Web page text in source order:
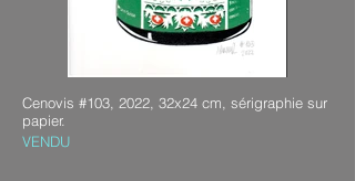
Cenovis #103, 2022, 32x24 cm, sérigraphie sur
papier.
VENDU